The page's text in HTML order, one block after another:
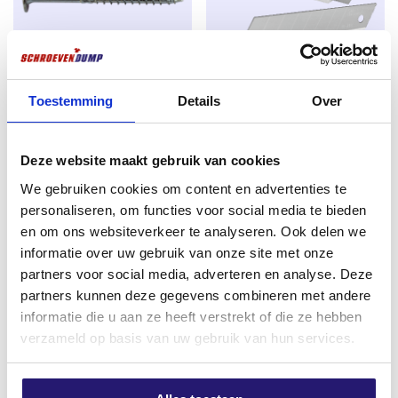
Toestemming Details Over
Deze website maakt gebruik van cookies
We gebruiken cookies om content en advertenties te
personaliseren, om functies voor social media te bieden
en om ons websiteverkeer te analyseren. Ook delen we
informatie over uw gebruik van onze site met onze
partners voor social media, adverteren en analyse. Deze
partners kunnen deze gegevens combineren met andere
informatie die u aan ze heeft verstrekt of die ze hebben
verzameld op basis van uw gebruik van hun services.
uittrekwaarde; langere maten (60–200 mm)
krijgen een steeds grotere spoed waardoor ze
sneller indraaien. Dit bespaart tijd, zeker met de
steeds krachtigere schroefmachines van
vandaag.
Directe start zonder kracht:al vanaf de eerste
harde houtsoorten. In vergelijking met veel type-
17 freespunt-schroeven is minder aanzetdruk
nodig.
Extreem sterk bij hoge belasting:de diameters
4.0, 4.5 en 5.0 zijn extra versterkt en breken
merkbaar minder snel, ook bij intensief gebruik
met moderne, krachtige schroeftollen.
Licht indraaien:dankzij de speciale draad en
punt is de indraaiweerstand 25–30 % lager dan bij
de meeste concurrerende merken. Vooral bij de
Tellerkopschroeven 6,0 x 140
TX-30 verzinkt 100 stuks
€14,49
Op voorraad
​Stanley Reserve Afbreekmes
18mm – 10 Stuks –
Scherp
€4,49
excl. BTW:€3,71
Op voorraad
Meest verkocht